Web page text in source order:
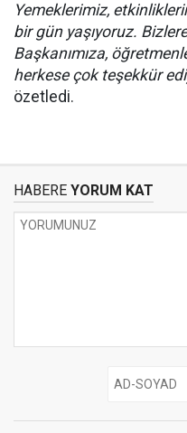
Yemeklerimiz,
bir gün yaşıyoruz.
Başkanımıza,
herkese çok teşekkür
özetledi.
HABERE YORUM KAT